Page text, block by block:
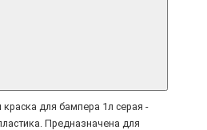
краска для бампера 1л серая -
Предназначена для